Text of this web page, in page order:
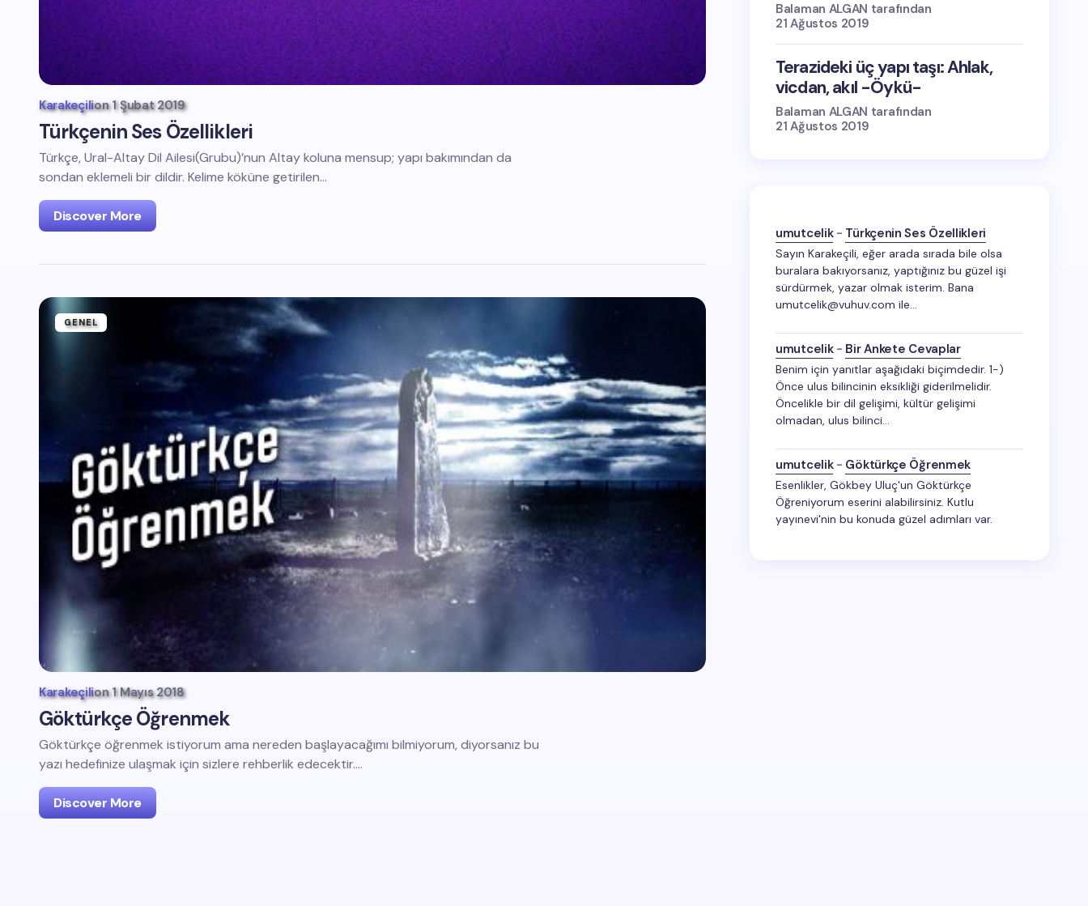
Karakeçilion 1 Şubat 2019
Türkçenin Ses Özellikleri
Türkçe, Ural-Altay Dil Ailesi(Grubu)’nun Altay koluna mensup; yapı bakımından da
sondan eklemeli bir dildir. Kelime köküne getirilen…
Discover More
GENEL
Karakeçilion 1 Mayıs 2018
Göktürkçe Öğrenmek
Göktürkçe öğrenmek istiyorum ama nereden başlayacağımı bilmiyorum, diyorsanız bu
yazı hedefinize ulaşmak için sizlere rehberlik edecektir.…
Discover More
Balaman ALGAN tarafından
21 Ağustos 2019
Terazideki üç yapı taşı: Ahlak,
vicdan, akıl -Öykü-
Balaman ALGAN tarafından
21 Ağustos 2019
umutcelik- Türkçenin Ses Özellikleri
Sayın Karakeçili, eğer arada sırada bile olsa
buralara bakıyorsanız, yaptığınız bu güzel işi
sürdürmek, yazar olmak isterim. Bana
umutcelik@vuhuv.com ile…
umutcelik- Bir Ankete Cevaplar
Benim için yanıtlar aşağıdaki biçimdedir. 1-)
Önce ulus bilincinin eksikliği giderilmelidir.
Öncelikle bir dil gelişimi, kültür gelişimi
olmadan, ulus bilinci…
umutcelik- Göktürkçe Öğrenmek
Esenlikler, Gökbey Uluç'un Göktürkçe
Öğreniyorum eserini alabilirsiniz. Kutlu
yayınevi'nin bu konuda güzel adımları var.